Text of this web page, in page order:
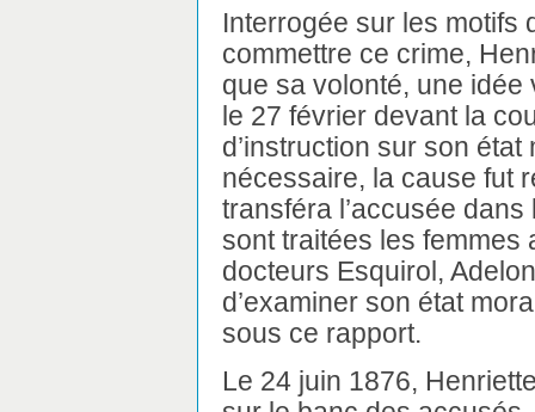
Interrogée sur les motifs
commettre ce crime,
que sa volonté, une
le 27 février devant la
d’instruction sur son
nécessaire, la cause fut
transféra l’accusée
sont traitées les femmes
docteurs Esquirol,
d’examiner son état
sous ce rapport.
Le 24 juin 1876,